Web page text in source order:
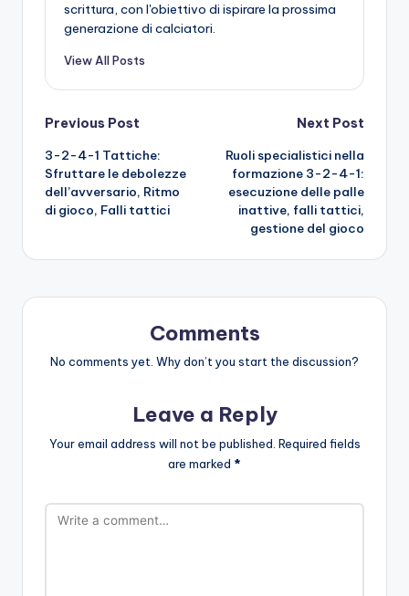
scrittura, con l'obiettivo di ispirare la prossima
generazione di calciatori.
View All Posts
Post
navigation
Previous Post
3-2-4-1 Tattiche:
Sfruttare le debolezze
dell’avversario, Ritmo
di gioco, Falli tattici
Next Post
Ruoli specialistici nella
formazione 3-2-4-1:
esecuzione delle palle
inattive, falli tattici,
gestione del gioco
Comments
No comments yet. Why don’t you start the discussion?
Leave a Reply
Your email address will not be published. Required fields
are marked *